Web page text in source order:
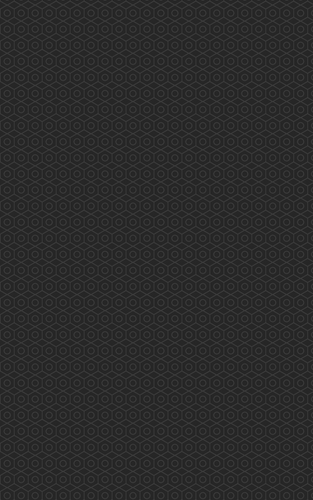
相「藥」在沙田 (2019.07.19)
2019/07/19 香港藥學會 香港藥學會慈善基金 相
「藥」在沙田 沙田區長者安全用藥推廣及實踐計
劃除了研究報告，藥劑師藥物諮詢計劃外，還有
老友記參與成為「安全用藥大使」。 百多位老友
記今天終於全部完成所有要求，並獲頒委任狀。
他/她們會繼續在朋輩推廣安全用藥，而香港藥學
會慈善基金亦透過兩位大學生義工，在滂沱大雨
中將小册子、證書及禮物等送達九間長者中心。
...
More
老有所醫「流動綜合診所」(2019.07.07)
香港藥學會PSHK 香港藥學會慈善基金PSCF 老
有所醫「流動綜合診所」 藥劑師與您 攜手保安
康 專業展關懷 服務人為本 多位香港藥學會藥
劑師參與 老有所醫「流動綜合診所」提供專業服
務： Scarlett Pong, Peter Suen, Rex Ng,
Kathleen Kung, Dick...
More
香港藥學會大灣區（深圳）考察團
香港藥學會大灣區（深圳）考察團 (2018年11月
16至18日) 外訪單位及內容： 2018年11月16日
(星期五)下午：與深圳衛計委交流，內容包括：
1. 國內醫保體制如何運作？ 2.香港同深圳在醫療
藥物方面可有合作空間？ 3.推進醫藥衛生體制改
革；組織實施基本藥物制度；健全、完善公共衛
生服務體系和醫療服務體系，推進基本公共衛生
服務均等化。 4.組...
More
Hong Kong Pharmaceutical Journal
VOL 30 - NO.3 (SEP-DEC 2024)...
More
PSHK Practical Flu and Seasonal Vaccinations
Training Workshop
PSHK Practical Flu and Seasonal Vaccinations
Training Workshop (14 Nov 2018) PSHK will
offer you Face-to-Face training/workshop on
vaccination technique. The instructor is Mr. Alex
Leung, FRS...
More